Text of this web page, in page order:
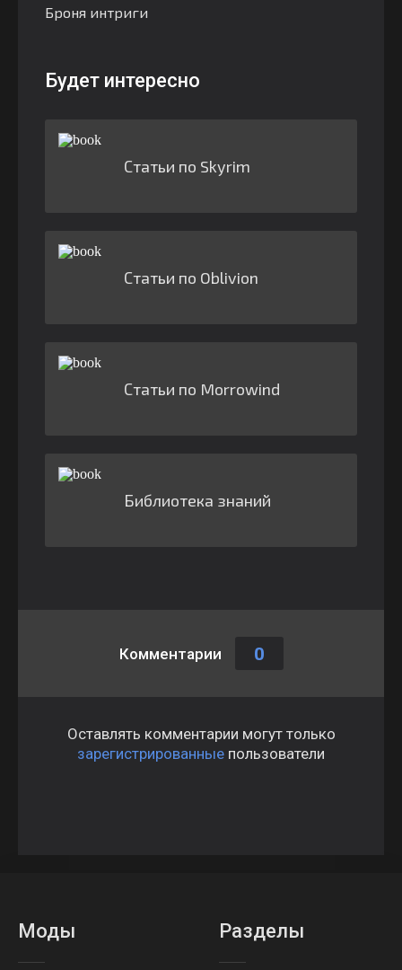
Броня интриги
Будет интересно
Статьи по Skyrim
Статьи по Oblivion
Статьи по Morrowind
Библиотека знаний
Комментарии 0
Оставлять комментарии могут только
зарегистрированные пользователи
Моды Разделы